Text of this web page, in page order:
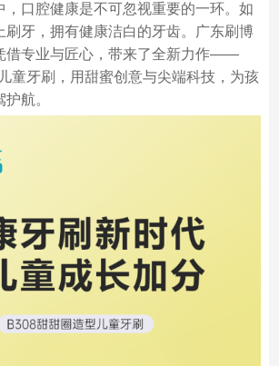
，口腔健康是不可忽视重要的一环。如
刷牙，拥有健康洁白的牙齿。广东刷博
借专业与匠心，带来了全新力作——
童牙刷，用甜蜜创意与尖端科技，为孩
航。